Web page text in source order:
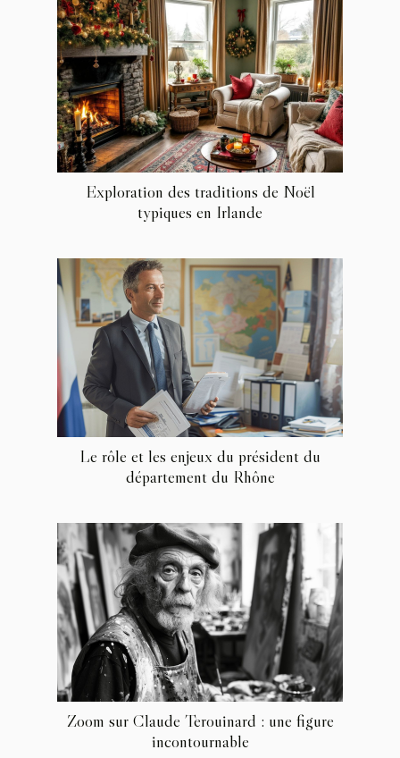
Exploration des traditions de Noël
typiques en Irlande
Le rôle et les enjeux du président du
département du Rhône
Zoom sur Claude Terouinard : une figure
incontournable